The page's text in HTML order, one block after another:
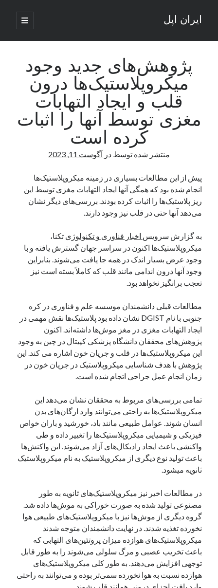
ایران اپل
باز
کردن
اصلی
نوار
کناری
نوشته‌های تازه
راه‌های اتصال موبایل و کامپیوتر به یکدیگر: تجربه‌ای یکپارچه و کاربردی
انتقاد کاربران از اتمام زودهنگام بسته‌های اینترنت ایرانسل همزمان با شرایط
جنگی
ادعای نت‌بلاکس: قطعی اینترنت ایران بیش از 120 ساعت ادامه یافت؛ اتصال
کشور به حدود یک درصد رسید
قطعی اینترنت در ایران از مرز 48 ساعت گذشت!
آخرین دیدگاه‌ها
بایگانی‌ها
مارس 2026
ژانویه 2026
دسامبر 2025
نوامبر 2025
آگوست 2025
جولای 2025
ژوئن 2025
می 2025
مارس 2025
فوریه 2025
ژانویه 2025
دسامبر 2024
نوامبر 2024
اکتبر 2024
سپتامبر 2024
جولای 2024
ژوئن 2024
می 2024
آوریل 2024
مارس 2024
فوریه 2024
ژانویه 2024
دسامبر 2023
نوامبر 2023
پژوهش‌های جدید وجود
میکروپلاستیک‌ها درون
قلب و ایجاد التهابات
مغزی توسط آنها را اثبات
کرده است
منتشر شده توسط در آگوست 11, 2023
پیش از این مطالعات بسیاری در زمینه میکروپلاستیک‌ها
انجام شده بود که همگی آنها ایجاد التهابات مغزی توسط این
ریز پلاستیک‌ها را اثبات کرده بودند. بررسی‌های دیگر نشان
می‌دهد آنها حتی در قلب نیز وجود دارند.
به گزارش سرویس اخبار فناوری و تکنولوژی تکنا،
میکروپلاستیک‌ها اکنون در سراسر جهان گسترش یافته و با
وجود عرض بسیار اندک در همه جا یافت می‌شوند. بنابراین
وجود آنها درون اندامی مانند قلب که کاملاً بسته است نیز
تعجب برانگیز نخواهد بود.
مطالعات قبلی دانشمندان موسسه علم و فناوری در کره
جنوبی با نام DGIST نشان داده بود پلاستیک‌ها نقش مهمی در
ایجاد التهابات مغزی در مغز موش‌ها داشته‌اند. اکنون
پژوهش‌های محققان دانشگاه پزشکی کپیتال در چین به وجود
این میکروپلاستیک‌ها در قلب و جریان خون اشاره می کند. این
پژوهش با هدف شناسایی میکروپلاستیک در جریان خون در
زمان انجام عمل جراحی اتجام شده است.
تمامی بررسی‌های مربوط به محققان نشان می‌دهد این
میکروپلاستیک‌ها به راحتی می‌توانند وارد ارگان‌های بدن
انسان شوند. عوامل طبیعی مانند باد، خورشید و باران خواص
فیزیکی و شیمیایی میکروپلاستیک‌ها را تغییر داده و طی
واکنشی باعث ایجاد رادیکال‌های آزاد می‌شوند. این واکنش‌ها
باعث تولید نوع دیگری از میکروپلاستیک به نام میکروپلاستیک
ثانویه میشود.
در مطالعات اخیر نیز میکروپلاستیک‌های ثانویه به طور
مصنوعی تولید شده به صورت خوراکی به موش‌ها داده شد.
گروه دیگری از موش‌ها نیز با میکروپلاستیک‌های طبیعی هوا
نخورده تغذیه شدند. در نهایت دانشمندان متوجه شدند
میکروپلاستیک‌های هوازده میزان پروتئین‌های التهابی که
باعث تخریب عصبی و مرگ سلولی می‌شوند را به طور قابل
توجهی افزایش می‌دهند. به طور کلی میکروپلاستیک‌های
هوازده نسبت به هوا نخورده سمی‌تر بوده و می‌توانند به راحتی